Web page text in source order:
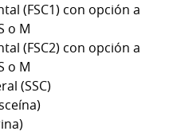
con opción a
o M
con opción a
o M
(SSC)